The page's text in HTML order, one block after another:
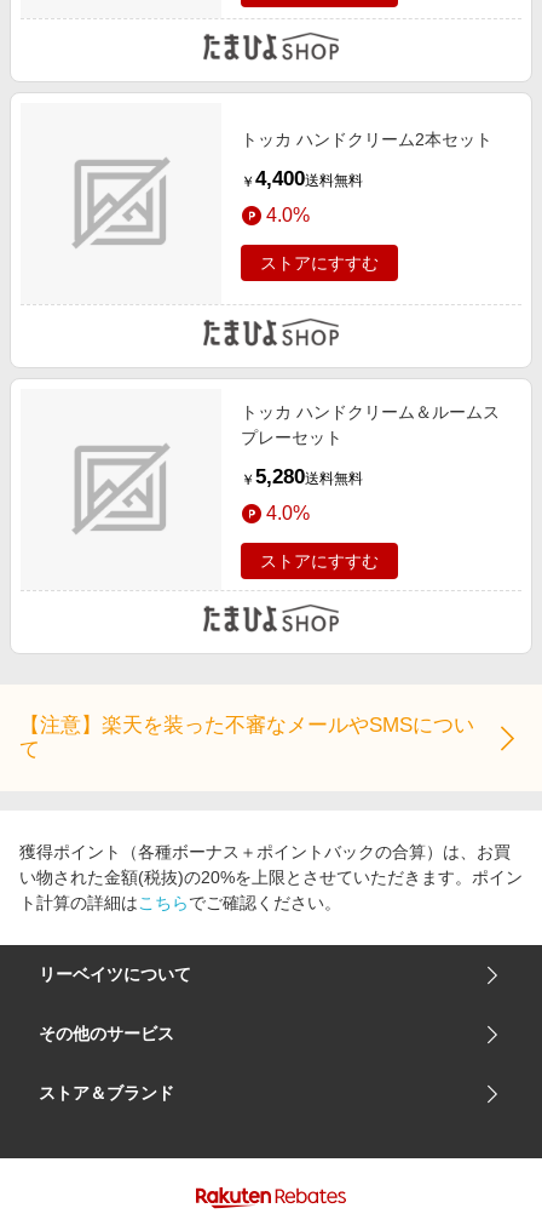
トッカ ハンドクリーム2本セット
￥ 4,400送料無料
4.0%
ストアにすすむ
トッカ ハンドクリーム＆ルームス
プレーセット
￥ 5,280送料無料
4.0%
ストアにすすむ
【注意】楽天を装った不審なメールやSMSについ
て
獲得ポイント（各種ボーナス＋ポイントバックの合算）は、お買
い物された金額(税抜)の20%を上限とさせていただきます。ポイン
ト計算の詳細はこちらでご確認ください。
リーベイツについて
会社概要
サイトマップ
リーベイツ ポイントアシスト
その他のサービス
楽天市場
ストア＆ブランド